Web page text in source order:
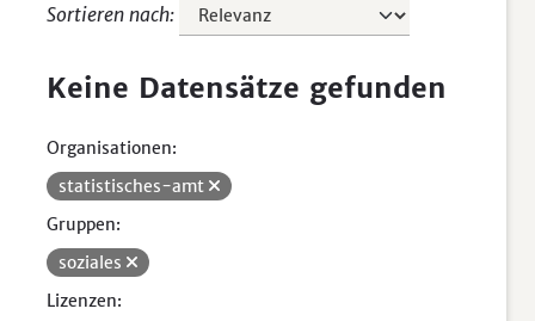
Sortieren nach
Keine Datensätze gefunden
Organisationen:
statistisches-amt
Gruppen:
soziales
Lizenzen: